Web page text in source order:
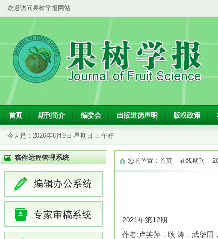
欢迎访问果树学报网站
首页 期刊简介 编委会 出版道德声明 版权政策
今天是： 2026年8月9日 星期日 上午好
稿件远程管理系统 您的位置： 首页 – 在线期刊 –
2021年第12期
作者:卢芙萍，耿 涛，武华周